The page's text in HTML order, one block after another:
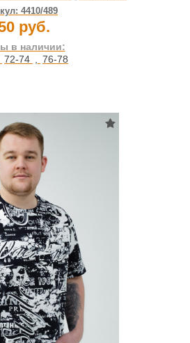
4410/489
руб.
в наличии:
72-74 , 76-78